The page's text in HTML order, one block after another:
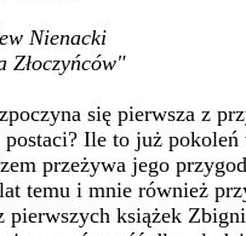
Nienacki
Złoczyńców"
się pierwsza z
postaci? Ile to już
przeżywa jego
temu i mnie również
pierwszych książek